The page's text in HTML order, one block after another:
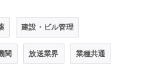
建設・ビル管理
関 放送業界 業種共通